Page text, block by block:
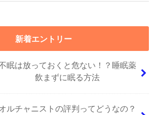
新着エントリー
眠は放っておくと危ない！？睡眠薬
飲まずに眠る方法
ルチャニストの評判ってどうなの？